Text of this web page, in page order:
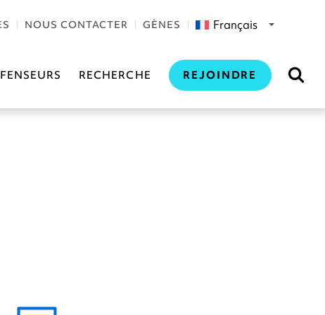
NOUS CONTACTER GÈNES Français
RECHERCHE REJOINDRE